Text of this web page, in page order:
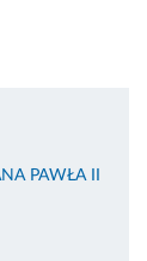
PAWŁA II